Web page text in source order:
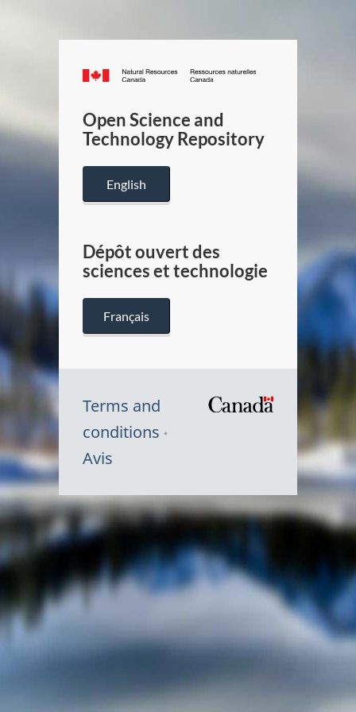
Canada.ca
/
Canada
Open Science and
Technology Repository
English
Dépôt ouvert des
sciences et technologie
Français
Terms and
conditions
Avis
Symbole
du
Canada